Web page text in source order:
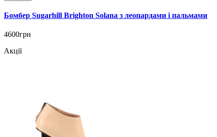
Бомбер Sugarhill Brighton Solana з леопардами і пальмами
4600грн
Акції